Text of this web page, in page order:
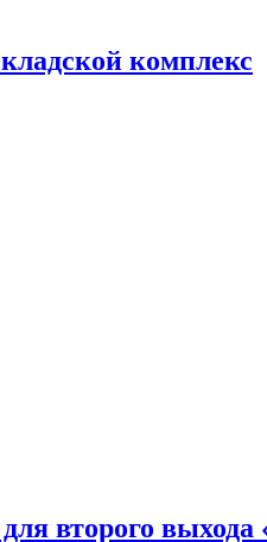
комплекс
второго